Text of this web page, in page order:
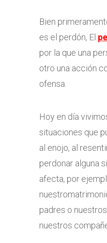
Bien
es el perdón, El
por la que una
otro una acción
ofensa.
Hoy en día
situaciones que
al enojo, al
perdonar alguna
afecta, por
padres o
nuestros